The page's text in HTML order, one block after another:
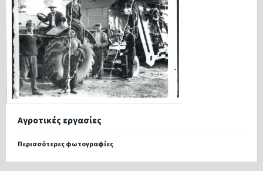
Αγροτικές εργασίες
Περισσότερες φωτογραφίες